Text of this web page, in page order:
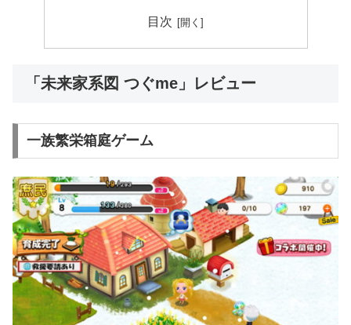
目次
「未来家系図 つぐme」レビュー
一族繁栄箱庭ゲーム